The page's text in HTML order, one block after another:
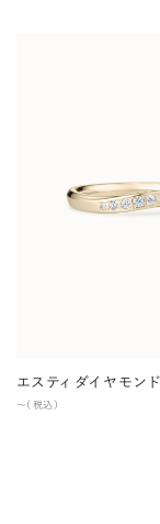
エスティ ダイヤモンド
〜（税込）